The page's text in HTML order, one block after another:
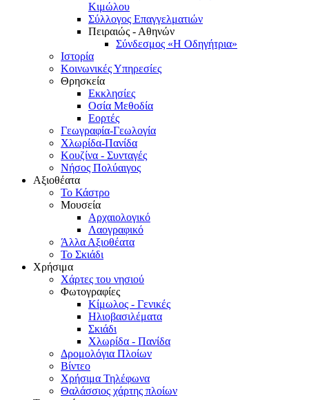
Κιμώλου
Σύλλογος Επαγγελματιών
Πειραιώς - Αθηνών
Σύνδεσμος «Η Οδηγήτρια»
Ιστορία
Κοινωνικές Υπηρεσίες
Θρησκεία
Εκκλησίες
Οσία Μεθοδία
Εορτές
Γεωγραφία-Γεωλογία
Χλωρίδα-Πανίδα
Κουζίνα - Συνταγές
Νήσος Πολύαιγος
Αξιοθέατα
Το Κάστρο
Μουσεία
Αρχαιολογικό
Λαογραφικό
Άλλα Αξιοθέατα
Το Σκιάδι
Χρήσιμα
Χάρτες του νησιού
Φωτογραφίες
Κίμωλος - Γενικές
Ηλιοβασιλέματα
Σκιάδι
Χλωρίδα - Πανίδα
Δρομολόγια Πλοίων
Βίντεο
Χρήσιμα Τηλέφωνα
Θαλάσσιος χάρτης πλοίων